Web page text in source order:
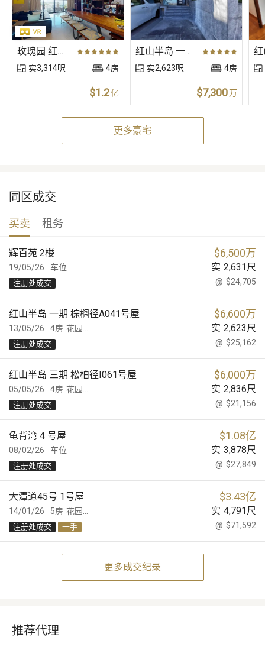
玫瑰园 红山道88号〈别墅〉
实3,314呎 4房
$1.2亿
红山半岛 一期 棕榈径〈别墅〉
实2,623呎 4房
$7,300万
更多豪宅
同区成交
买卖 租务
19/05/26
辉百苑 2楼 $6,500万
车位 实 2,631 尺
@ $24,705
注册处成交
13/05/26
红山半岛 一期 棕榈径A041号屋 $6,600万
花园... 实 2,623尺
4房
@ $25,162
注册处成交
05/05/26
红山半岛 三期 松柏径I061号屋 $6,000万
花园... 实 2,836尺
4房
@ $21,156
注册处成交
08/02/26
龟背湾 4 号屋 $1.08亿
车位 实 3,878尺
@ $27,849
注册处成交
14/01/26
大潭道45号 1号屋 $3.43亿
花园... 实 4,791 尺
5房
@ $71,592
注册处成交 一手
更多成交纪录
推荐代理